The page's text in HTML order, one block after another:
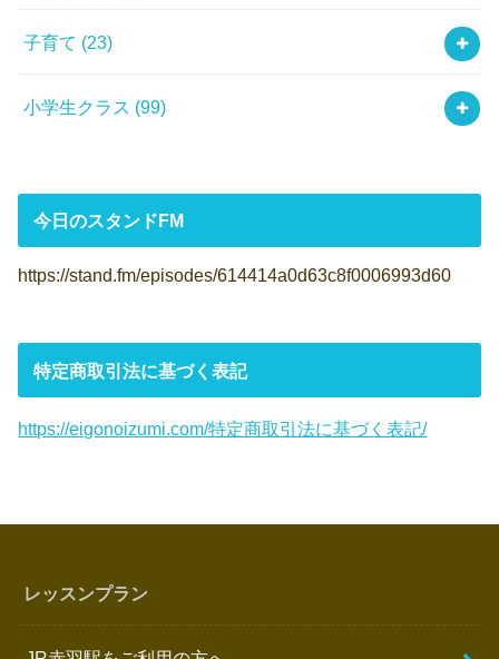
子育て (23)
小学生クラス (99)
今日のスタンドFM
https://stand.fm/episodes/614414a0d63c8f0006993d60
特定商取引法に基づく表記
https://eigonoizumi.com/特定商取引法に基づく表記/
レッスンプラン